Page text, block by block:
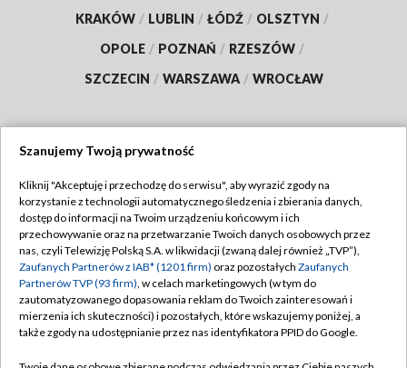
KRAKÓW / LUBLIN / ŁÓDŹ / OLSZTYN /
OPOLE / POZNAŃ / RZESZÓW /
SZCZECIN / WARSZAWA / WROCŁAW
TVP
Abonament TVP
Emisja w TVP
Centrum informacji TVP
Naziemna Telewizja Cyfrowa
Regulamin TVP
Polityka prywatności
Moje zgody
Pomoc
Szanujemy Twoją prywatność
Kliknij "Akceptuję i przechodzę do serwisu", aby wyrazić zgody na
korzystanie z technologii automatycznego śledzenia i zbierania danych,
dostęp do informacji na Twoim urządzeniu końcowym i ich
przechowywanie oraz na przetwarzanie Twoich danych osobowych przez
nas, czyli Telewizję Polską S.A. w likwidacji (zwaną dalej również „TVP”),
Zaufanych Partnerów z IAB* (1201 firm) oraz pozostałych Zaufanych
Partnerów TVP (93 firm), w celach marketingowych (w tym do
zautomatyzowanego dopasowania reklam do Twoich zainteresowań i
mierzenia ich skuteczności) i pozostałych, które wskazujemy poniżej, a
także zgody na udostępnianie przez nas identyfikatora PPID do Google.